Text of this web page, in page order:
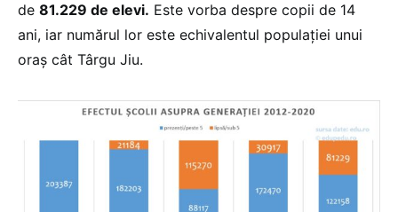
de 81.229 de elevi. Este vorba despre copii de 14
ani, iar numărul lor este echivalentul populației unui
oraș cât Târgu Jiu.